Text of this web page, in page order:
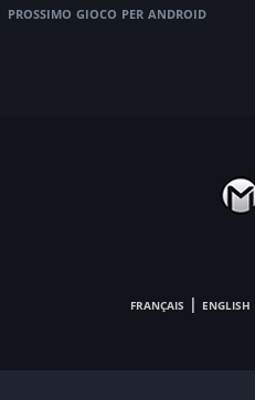
prossimo gioco per android
français | english